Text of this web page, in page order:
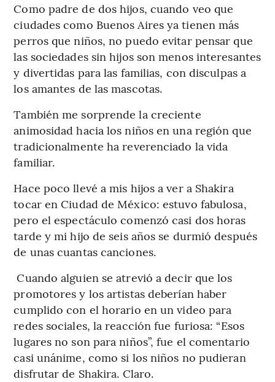
Como padre de dos hijos, cuando veo que
ciudades como Buenos Aires ya tienen más
perros que niños, no puedo evitar pensar que
las sociedades sin hijos son menos interesantes
y divertidas para las familias, con disculpas a
los amantes de las mascotas.
También me sorprende la creciente
animosidad hacia los niños en una región que
tradicionalmente ha reverenciado la vida
familiar.
Hace poco llevé a mis hijos a ver a Shakira
tocar en Ciudad de México: estuvo fabulosa,
pero el espectáculo comenzó casi dos horas
tarde y mi hijo de seis años se durmió después
de unas cuantas canciones.
Cuando alguien se atrevió a decir que los
promotores y los artistas deberían haber
cumplido con el horario en un video para
redes sociales, la reacción fue furiosa: “Esos
lugares no son para niños”, fue el comentario
casi unánime, como si los niños no pudieran
disfrutar de Shakira. Claro.